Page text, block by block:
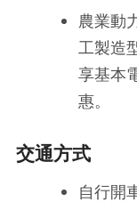
農業動
工製造
享基本
惠。
交通方式
自行開